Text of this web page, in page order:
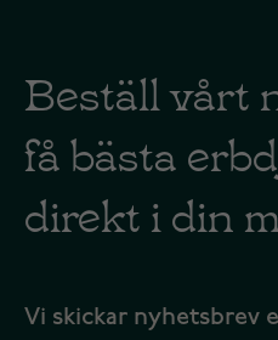
Beställ vårt
få bästa
direkt i din
Vi skickar nyhetsbrev